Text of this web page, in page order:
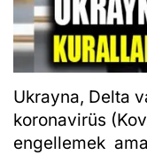
Ukrayna, Delta
koronavirüs
engellemek